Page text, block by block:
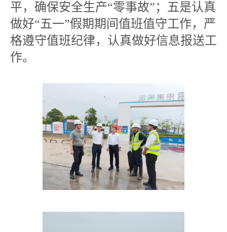
平，确保安全生产“零事故”；五是认真
做好“五一”假期期间值班值守工作，严
格遵守值班纪律，认真做好信息报送工
作。